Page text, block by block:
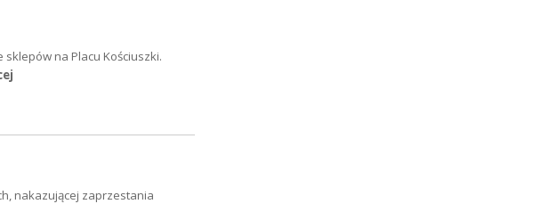
na Placu Kościuszki.
nakazującej zaprzestania